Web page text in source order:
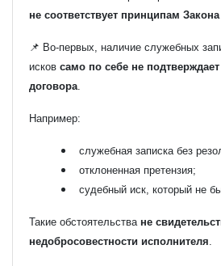
не соответствует принципам
📌 Во-первых, наличие служебных
исков само по себе не
договора
Например:
служебная записка без
отклоненная претензия;
судебный иск, который не
Такие обстоятельства не
недобросовестности исполнителя